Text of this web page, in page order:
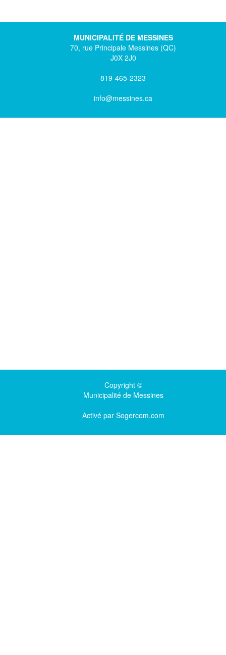
MUNICIPALITÉ DE MESSINES
70, rue Principale Messines (QC)
J0X 2J0
819-465-2323
info@messines.ca
Copyright ©
Municipalité de Messines
Activé par Sogercom.com